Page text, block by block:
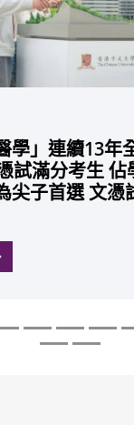
學」連續13年
試滿分考生 佔
尖子首選 文憑
OCT」系統助
個案銳減六成
授獲頒中國工
技獎」 成為今
者
港中文大學鳳
鼓勵學醫狀元
紀妙手仁醫
式PGT-Plus方
雜基因異常「
異常妊娠風險
眼治療新靶點
力 有助開創嶄
肝癌免疫治療
具「除廢餵食
球專家共同牽
陽性肺癌病
常而引起的肺
者可與病共存
娥獲頒「清野
首名學者榮膺
位區域專家
全民健康覆蓋
生成首位亞洲
獎項John K.
實驗室到臨床
1藥物可改